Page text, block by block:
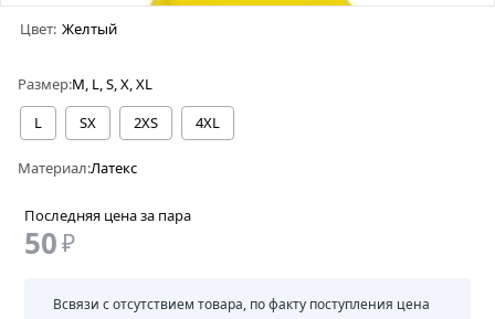
Цвет: Желтый
Размер:M, L, S, X, XL
L
SX 2XS 4XL
Материал:Латекс
Последняя цена за пара
50₽
Всвязи с отсутствием товара, по факту поступления цена